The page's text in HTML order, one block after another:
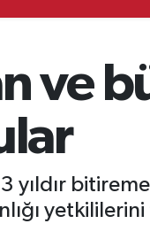
ve
yıldır